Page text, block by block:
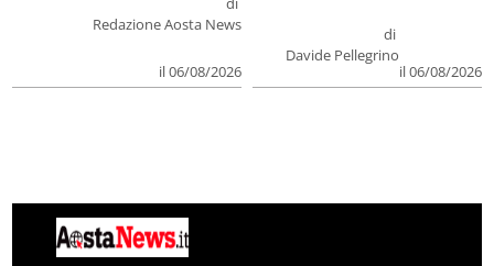
Redazione Aosta News
il 06/08/2026
di
Davide Pellegrino
il 06/08/2026